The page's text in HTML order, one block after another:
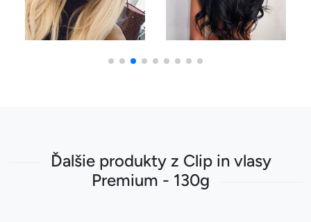
Ďalšie produkty z Clip in vlasy
Premium - 130g